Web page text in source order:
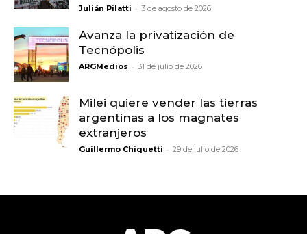
Julián Pilatti - 3 de agosto de 2026
Avanza la privatización de
Tecnópolis
ARGMedios - 31 de julio de 2026
Milei quiere vender las tierras
argentinas a los magnates
extranjeros
Guillermo Chiquetti - 29 de julio de 2026